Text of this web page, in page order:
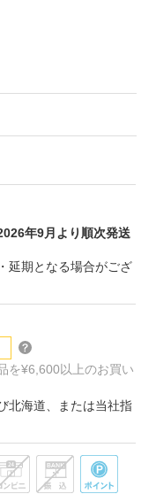
年9月より順次発送
延期となる場合がござ
を¥6,600以上のお買い
北海道、または当社指